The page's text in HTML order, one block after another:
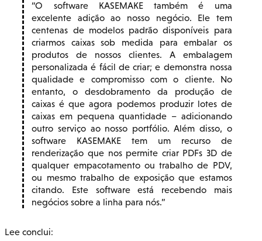
O software KASEMAKE também é uma
excelente adição ao nosso negócio. Ele tem
centenas de modelos padrão disponíveis para
criarmos caixas sob medida para embalar os
produtos de nossos clientes. A embalagem
personalizada é fácil de criar; e demonstra nossa
qualidade e compromisso com o cliente. No
entanto, o desdobramento da produção de
caixas é que agora podemos produzir lotes de
caixas em pequena quantidade – adicionando
outro serviço ao nosso portfólio. Além disso, o
software KASEMAKE tem um recurso de
renderização que nos permite criar PDFs 3D de
qualquer empacotamento ou trabalho de PDV,
ou mesmo trabalho de exposição que estamos
citando. Este software está recebendo mais
negócios sobre a linha para nós.
Lee conclui: